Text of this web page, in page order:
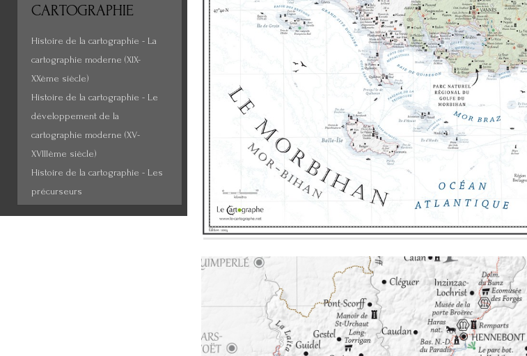
CARTOGRAPHIE
Histoire de la cartographie - La
cartographie moderne (XIX-
XXème siècle)
Histoire de la cartographie - Le
développement de la
cartographie moderne (XV-
XVIIIème siècle)
Histoire de la cartographie - Les
précurseurs